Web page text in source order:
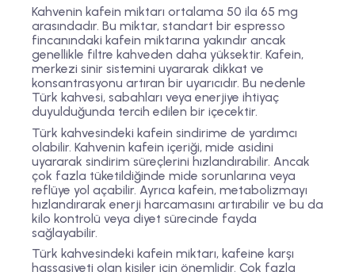
Kahvenin kafein miktarı ortalama 50 ila 65 mg
arasındadır. Bu miktar, standart bir espresso
fincanındaki kafein miktarına yakındır ancak
genellikle filtre kahveden daha yüksektir. Kafein,
merkezi sinir sistemini uyararak dikkat ve
konsantrasyonu artıran bir uyarıcıdır. Bu nedenle
Türk kahvesi, sabahları veya enerjiye ihtiyaç
duyulduğunda tercih edilen bir içecektir.
Türk kahvesindeki kafein sindirime de yardımcı
olabilir. Kahvenin kafein içeriği, mide asidini
uyararak sindirim süreçlerini hızlandırabilir. Ancak
çok fazla tüketildiğinde mide sorunlarına veya
reflüye yol açabilir. Ayrıca kafein, metabolizmayı
hızlandırarak enerji harcamasını artırabilir ve bu da
kilo kontrolü veya diyet sürecinde fayda
sağlayabilir.
Türk kahvesindeki kafein miktarı, kafeine karşı
hassasiyeti olan kişiler için önemlidir. Çok fazla